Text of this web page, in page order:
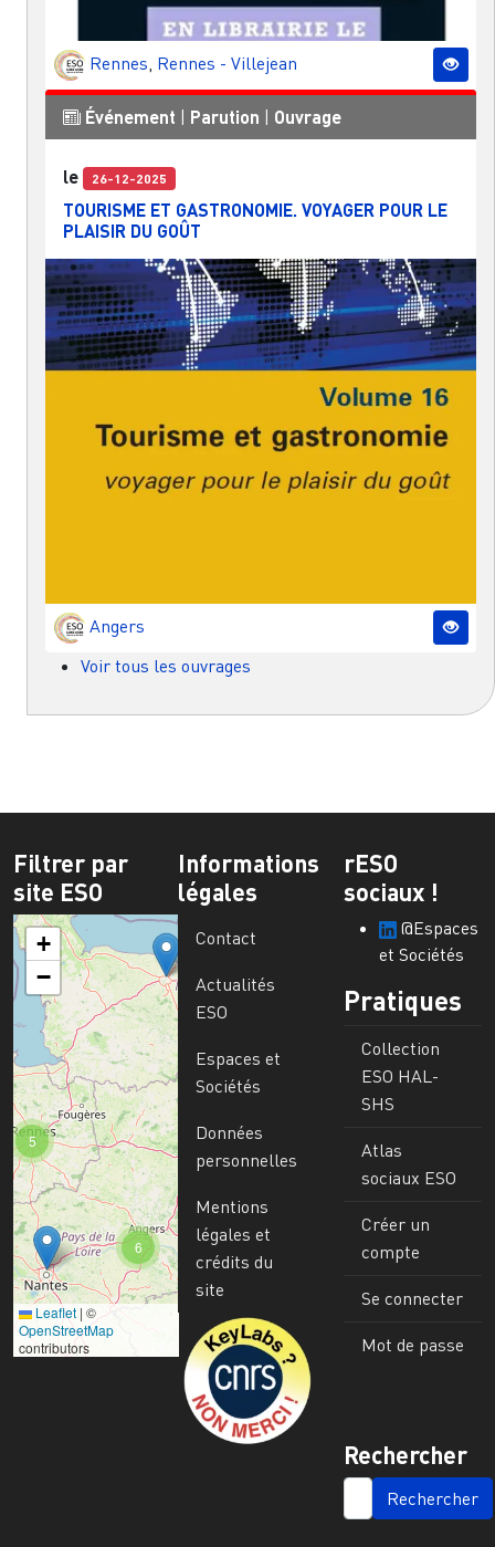
Rennes, Rennes - Villejean
Événement Parution Ouvrage
le 26-12-2025
TOURISME ET GASTRONOMIE. VOYAGER POUR LE
PLAISIR DU GOÛT
Angers
Voir tous les ouvrages
Filtrer par
site ESO
6
5
+
−
Leaflet | ©
OpenStreetMap
contributors
Informations
légales
Contact
Actualités
ESO
Espaces et
Sociétés
Données
personnelles
Mentions
légales et
crédits du
site
Image
rESO
sociaux !
@Espaces
et Sociétés
Pratiques
Collection
ESO HAL-
SHS
Atlas
sociaux ESO
Créer un
compte
Se connecter
Mot de passe
Rechercher
SEARCH